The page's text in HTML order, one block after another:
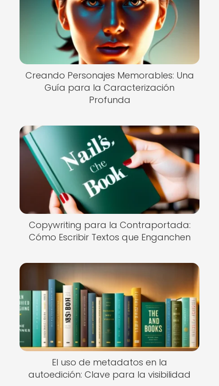
Creando Personajes Memorables: Una
Guía para la Caracterización
Profunda
Copywriting para la Contraportada:
Cómo Escribir Textos que Enganchen
El uso de metadatos en la
autoedición: Clave para la visibilidad